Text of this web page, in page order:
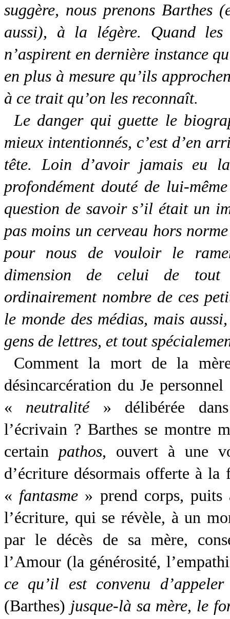
suggère, nous prenons Barthes
aussi), à la légère. Quand les
n’aspirent en dernière instance
en plus à mesure qu’ils
à ce trait qu’on les reconnaît.
Le danger qui guette le
mieux intentionnés, c’est d’en
tête. Loin d’avoir jamais eu
profondément douté de lui-
question de savoir s’il était un
pas moins un cerveau hors
pour nous de vouloir le
dimension de celui de tout
ordinairement nombre de ces
le monde des médias, mais
gens de lettres, et tout
Comment la mort de la
désincarcération du Je
« neutralité» délibérée
l’écrivain ? Barthes se montre
certain pathos, ouvert à une
d’écriture désormais offerte à
« fantasme » prend corps, puits
l’écriture, qui se révèle, à un
par le décès de sa mère,
l’Amour (la générosité,
ce qu’il est convenu
(Barthes) jusque-là sa mère, le